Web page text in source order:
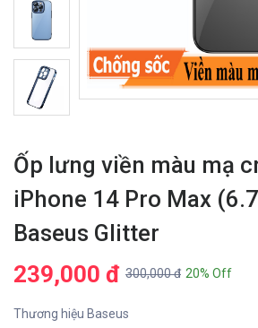
Ốp lưng viền màu mạ
iPhone 14 Pro Max
Baseus Glitter
239,000 đ 300,000 đ 20% Off
Thương hiệu Baseus